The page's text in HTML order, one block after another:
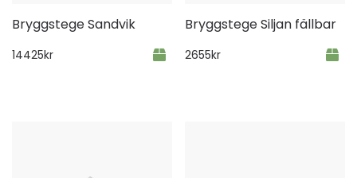
Bryggstege Sandvik
14425kr
Bryggstege Siljan fällbar
2655kr